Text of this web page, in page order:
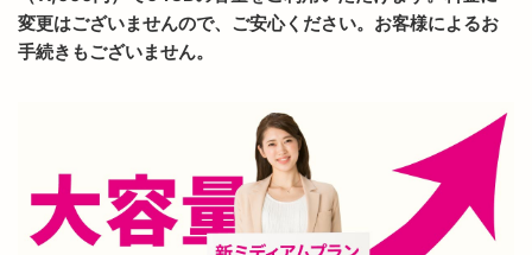
変更はございませんので、ご安心ください。お客様によるお
手続きもございません。